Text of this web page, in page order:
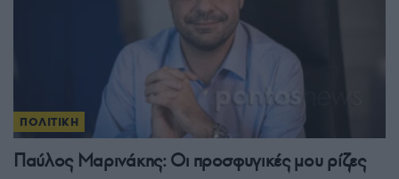
ΠΟΛΙΤΙΚΗ
Παύλος Μαρινάκης: Οι προσφυγικές μου ρίζες